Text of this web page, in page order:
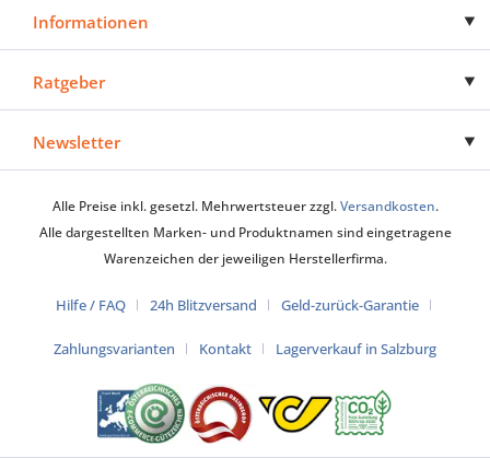
Informationen
Ratgeber
Newsletter
Alle Preise inkl. gesetzl. Mehrwertsteuer zzgl.Versandkosten.
Alle dargestellten Marken- und Produktnamen sind eingetragene
Warenzeichen der jeweiligen Herstellerfirma.
Hilfe / FAQ 24h Blitzversand Geld-zurück-Garantie
Zahlungsvarianten Kontakt Lagerverkauf in Salzburg